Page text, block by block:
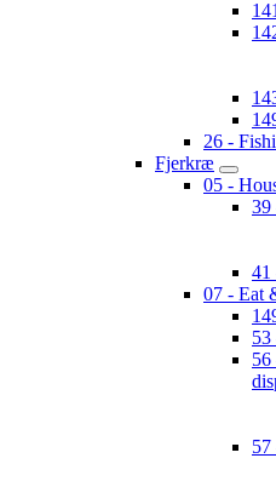
26 -
Fjerkræ
05 -
39
41
07 - Eat
53
57